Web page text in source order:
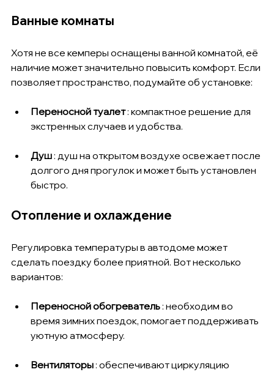
Ванные комнаты
Хотя не все кемперы оснащены ванной комнатой, её
наличие может значительно повысить комфорт. Если
позволяет пространство, подумайте об установке:
Переносной туалет : компактное решение для
экстренных случаев и удобства.
Душ : душ на открытом воздухе освежает после
долгого дня прогулок и может быть установлен
быстро.
Отопление и охлаждение
Регулировка температуры в автодоме может
сделать поездку более приятной. Вот несколько
вариантов:
Переносной обогреватель : необходим во
время зимних поездок, помогает поддерживать
уютную атмосферу.
Вентиляторы : обеспечивают циркуляцию